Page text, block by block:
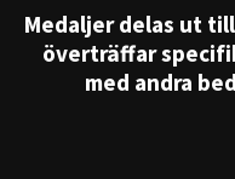
Medaljer delas ut
överträffar
med andra